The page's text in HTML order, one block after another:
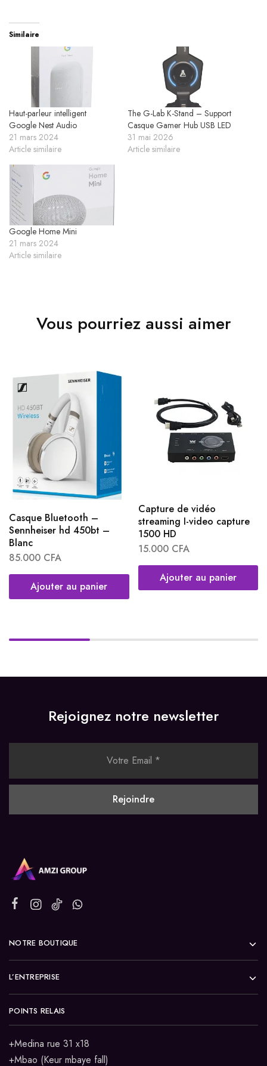
Similaire
Haut-parleur intelligent
Google Nest Audio
21 mars 2024
Article similaire
The G-Lab K-Stand – Support
Casque Gamer Hub USB LED
31 mai 2026
Article similaire
Google Home Mini
21 mars 2024
Article similaire
Vous pourriez aussi aimer
Casque Bluetooth –
Sennheiser hd 450bt –
Blanc
85.000 CFA
Ajouter au panier
Capture de vidéo
streaming I-video capture
1500 HD
15.000 CFA
Ajouter au panier
Rejoignez notre newsletter
NOTRE BOUTIQUE
L’ENTREPRISE
POINTS RELAIS
+Medina rue 31 x18
+Mbao (Keur mbaye fall)